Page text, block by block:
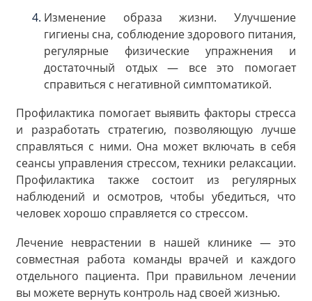
Изменение образа жизни. Улучшение
гигиены сна, соблюдение здорового питания,
регулярные физические упражнения и
достаточный отдых — все это помогает
справиться с негативной симптоматикой.
Профилактика помогает выявить факторы стресса
и разработать стратегию, позволяющую лучше
справляться с ними. Она может включать в себя
сеансы управления стрессом, техники релаксации.
Профилактика также состоит из регулярных
наблюдений и осмотров, чтобы убедиться, что
человек хорошо справляется со стрессом.
Лечение неврастении в нашей клинике — это
совместная работа команды врачей и каждого
отдельного пациента. При правильном лечении
вы можете вернуть контроль над своей жизнью.